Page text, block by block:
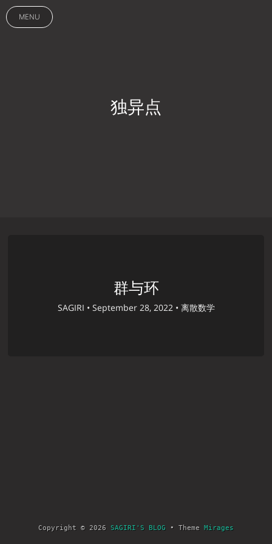
MENU
独异点
群与环
SAGIRI • September 28, 2022 • 离散数学
Copyright © 2026 SAGIRI'S BLOG • Theme Mirages